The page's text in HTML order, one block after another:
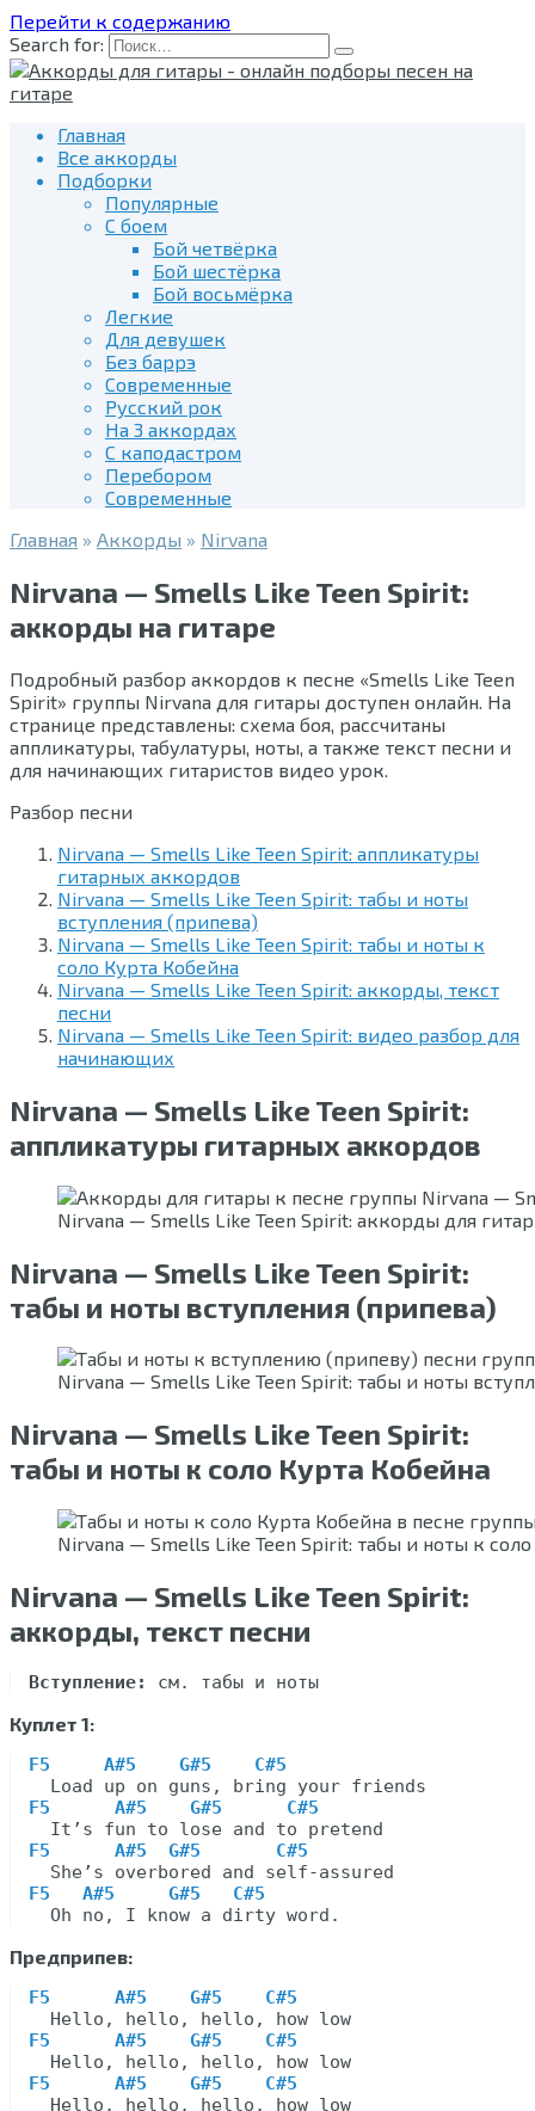
Перейти к содержанию
Search for:
Главная
Все аккорды
Подборки
Популярные
С боем
Бой четвёрка
Бой шестёрка
Бой восьмёрка
Легкие
Для девушек
Без баррэ
Современные
Русский рок
На 3 аккордах
С каподастром
Перебором
Современные
Главная » Аккорды » Nirvana
Nirvana — Smells Like Teen Spirit:
аккорды на гитаре
Подробный разбор аккордов к песне «Smells Like Teen
Spirit» группы Nirvana для гитары доступен онлайн. На
странице представлены: схема боя, рассчитаны
аппликатуры, табулатуры, ноты, а также текст песни и
для начинающих гитаристов видео урок.
Разбор песни
Nirvana — Smells Like Teen Spirit: аппликатуры
гитарных аккордов
Nirvana — Smells Like Teen Spirit: табы и ноты
вступления (припева)
Nirvana — Smells Like Teen Spirit: табы и ноты к
соло Курта Кобейна
Nirvana — Smells Like Teen Spirit: аккорды, текст
песни
Nirvana — Smells Like Teen Spirit: видео разбор для
начинающих
Nirvana — Smells Like Teen Spirit:
аппликатуры гитарных аккордов
Nirvana — Smells Like Teen Spirit: аккорды для
Nirvana — Smells Like Teen Spirit:
табы и ноты вступления (припева)
Nirvana — Smells Like Teen Spirit: табы и ноты
Nirvana — Smells Like Teen Spirit:
табы и ноты к соло Курта Кобейна
Nirvana — Smells Like Teen Spirit: табы и ноты к
Nirvana — Smells Like Teen Spirit:
аккорды, текст песни
Вступление:
Куплет 1:
F5     A#5    G#5    C#5
F5      A#5    G#5      C#5
F5      A#5  G#5       C#5
F5   A#5     G#5   C#5
Предприпев:
F5      A#5    G#5    C#5
F5      A#5    G#5    C#5
F5      A#5    G#5    C#5